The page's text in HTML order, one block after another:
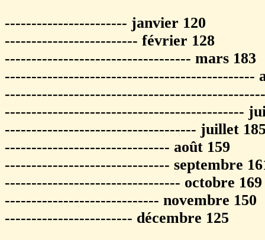
----------------------- janvier 120
------------------------- février 128
----------------------------------- mars 183
-----------------------------------------------
---------------------------------------------
------------------------------------ juillet
------------------------------- août 159
------------------------------- septembre
--------------------------------- octobre 169
----------------------------- novembre 150
------------------------ décembre 125